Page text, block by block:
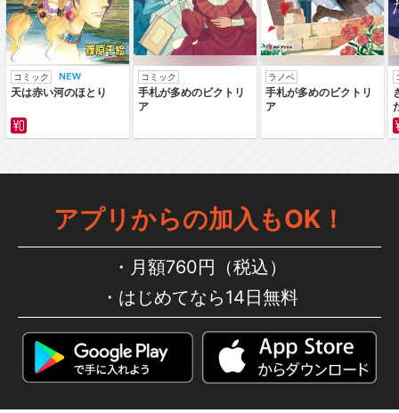
コミック
天は赤い河のほとり
コミック
手札が多めのビクトリ
ア
ラノベ
手札が多めのビクトリ
ア
アプリからの加入もOK！
月額760円（税込）
はじめてなら14日無料